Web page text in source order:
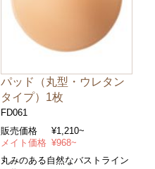
パッド（丸型・ウレタン
タイプ）1枚
FD061
販売価格
¥1,210~
メイト価格 ¥968~
丸みのある自然なバストライン